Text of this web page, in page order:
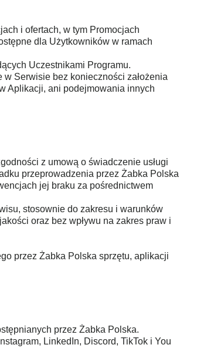
i ofertach, w tym Promocjach
dla Użytkowników w ramach
Uczestnikami Programu.
Serwisie bez konieczności założenia
Aplikacji, ani podejmowania innych
z umową o świadczenie usługi
przeprowadzenia przez Żabka Polska
jej braku za pośrednictwem
stosownie do zakresu i warunków
oraz bez wpływu na zakres praw i
przez Żabka Polska sprzętu, aplikacji
przez Żabka Polska.
LinkedIn, Discord, TikTok i You